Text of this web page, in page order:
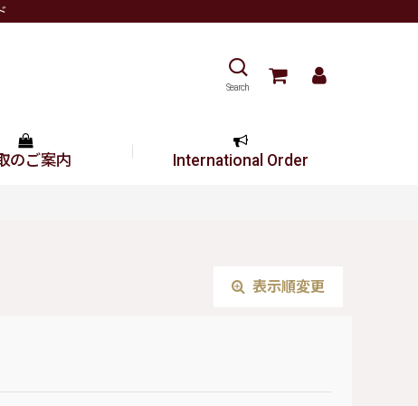
Search
のご案内 International Order
表示順変更